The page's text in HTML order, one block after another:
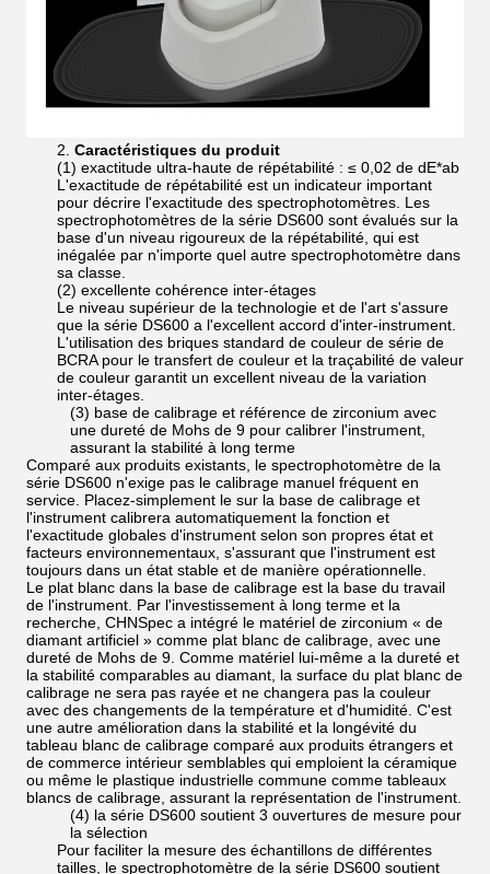
2.Caractéristiques du produit
(1) exactitude ultra-haute de répétabilité : ≤ 0,02 de dE*ab
L'exactitude de répétabilité est un indicateur important
pour décrire l'exactitude des spectrophotomètres. Les
spectrophotomètres de la série DS600 sont évalués sur la
base d'un niveau rigoureux de la répétabilité, qui est
inégalée par n'importe quel autre spectrophotomètre dans
sa classe.
(2) excellente cohérence inter-étages
Le niveau supérieur de la technologie et de l'art s'assure
que la série DS600 a l'excellent accord d'inter-instrument.
L'utilisation des briques standard de couleur de série de
BCRA pour le transfert de couleur et la traçabilité de valeur
de couleur garantit un excellent niveau de la variation
inter-étages.
(3) base de calibrage et référence de zirconium avec
une dureté de Mohs de 9 pour calibrer l'instrument,
assurant la stabilité à long terme
Comparé aux produits existants, le spectrophotomètre de la
série DS600 n'exige pas le calibrage manuel fréquent en
service. Placez-simplement le sur la base de calibrage et
l'instrument calibrera automatiquement la fonction et
l'exactitude globales d'instrument selon son propres état et
facteurs environnementaux, s'assurant que l'instrument est
toujours dans un état stable et de manière opérationnelle.
Le plat blanc dans la base de calibrage est la base du travail
de l'instrument. Par l'investissement à long terme et la
recherche, CHNSpec a intégré le matériel de zirconium « de
diamant artificiel » comme plat blanc de calibrage, avec une
dureté de Mohs de 9. Comme matériel lui-même a la dureté et
la stabilité comparables au diamant, la surface du plat blanc de
calibrage ne sera pas rayée et ne changera pas la couleur
avec des changements de la température et d'humidité. C'est
une autre amélioration dans la stabilité et la longévité du
tableau blanc de calibrage comparé aux produits étrangers et
de commerce intérieur semblables qui emploient la céramique
ou même le plastique industrielle commune comme tableaux
blancs de calibrage, assurant la représentation de l'instrument.
(4) la série DS600 soutient 3 ouvertures de mesure pour
la sélection
Pour faciliter la mesure des échantillons de différentes
tailles, le spectrophotomètre de la série DS600 soutient